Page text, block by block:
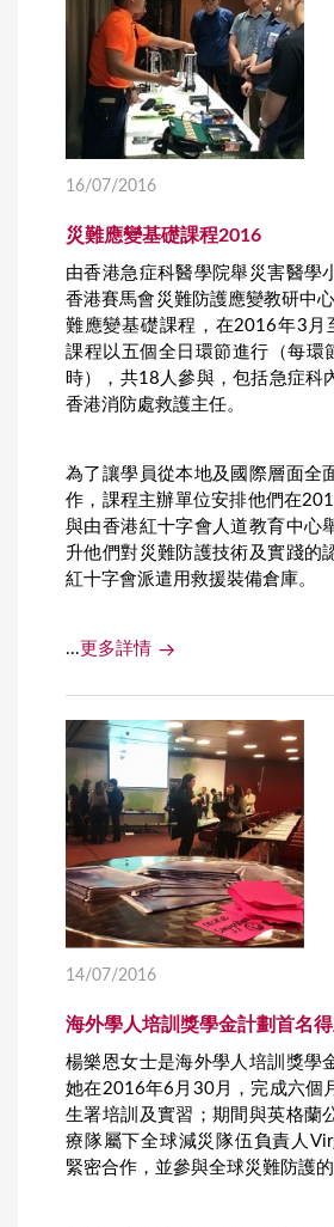
16/07/2016
災難應變基礎課程2016
由香港急症科醫學院舉災害醫學
香港賽馬會災難防護應變教研中
難應變基礎課程，在2016年3月
課程以五個全日環節進行（每環
時），共18人參與，包括急症科
香港消防處救護主任。
為了讓學員從本地及國際層面全
作，課程主辦單位安排他們在
與由香港紅十字會人道教育中心
升他們對災難防護技術及實踐的
紅十字會派遣用救援裝備倉庫。
... 更多詳情
14/07/2016
海外學人培訓獎學金計劃首名
楊樂恩女士是海外學人培訓獎學
她在2016年6月30月，完成六個
生署培訓及實習；期間與英格蘭
療隊屬下全球減災隊伍負責人
緊密合作，並參與全球災難防護的